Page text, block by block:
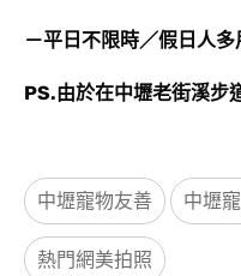
－平日不限時／假日人
PS.由於在中壢老街溪步
中壢寵物友善 中壢
熱門網美拍照